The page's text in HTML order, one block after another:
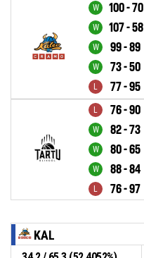
100 - 70
107 - 58
99 - 89
73 - 50
77 - 95
76 - 90
82 - 73
80 - 65
88 - 84
76 - 97
KAL